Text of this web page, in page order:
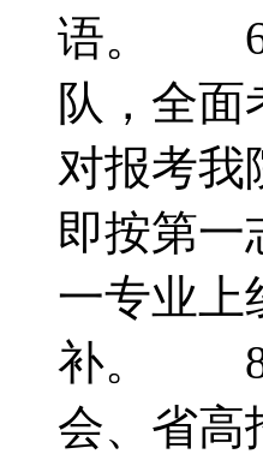
语。 6
队，全
对报考我
即按第一
一专业上
补。 8
会、省